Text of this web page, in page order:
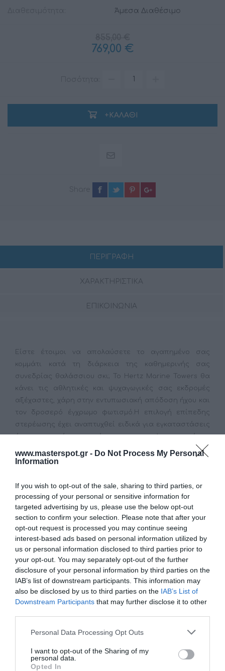
www.masterspot.gr - Do Not Process My Personal
Information
If you wish to opt-out of the sale, sharing to third parties, or
processing of your personal or sensitive information for
targeted advertising by us, please use the below opt-out
section to confirm your selection. Please note that after your
opt-out request is processed you may continue seeing
interest-based ads based on personal information utilized by
us or personal information disclosed to third parties prior to
your opt-out. You may separately opt-out of the further
disclosure of your personal information by third parties on the
IAB’s list of downstream participants. This information may
also be disclosed by us to third parties on the IAB’s List of
Downstream Participants that may further disclose it to other
Please note that this website/app uses one or more Google
not limited to your visit or usage behaviour. You may click to
grant or deny consent to Google and its third-party tags to
Personal Data Processing Opt Outs
I want to opt-out of the Sharing of my
personal data.
Opted In
Άμεσα Διαθέσιμο
769,00 €
+ΚΑΛΆΘΙ
ΠΕΡΙΓΡΑΦΗ
ΧΑΡΑΚΤΗΡΙΣΤΙΚΑ
ΕΠΙΚΟΙΝΩΝΙΑ
Είστε έτοιμοι να απολαύσετε το αγαπημένο σας
κομμάτι κατά τη διάρκεια της καθημερινής σας
συνεδρίας θαλάσσιου σκι; Το Hertz Marine Towers θα
κάνει τις αθλητικές και ψυχαγωγικές σας εκδρομές
αξέχαστες, χάρη στην εντυπωσιακή απόδοση ήχου και
τον δροσερό έγχρωμο φωτισμό.Η επιλογή επίπεδης
στερέωσης έχει αναπτυχθεί ειδικά για εγκαταστάσεις
όπου απαιτείται συμπίεση για την ελαχιστοποίηση
του συνολικού ύψους. Το περίβλημα και οι γρίλιες είναι
κατασκευασμένες από πολυμερές ASA υψηλής αντοχής
καλύτερη αντοχή υπό σοβαρές περιβαλλοντικές
συνθήκες.Το "ρυθμιζόμενο λογότυπο" επιτρέπει την
τοποθέτηση πολλών πύργων χωρίς να επηρεάζεται ο
σωστός προσανατολισμός του λογότυπου Hertz. Το
μπροστινό και το πίσω λογότυπο μπορούν να
προσανατολιστούν σε 64 βήματα.
ΣΧΕΤΙΚΆ ΠΡΟΪΌΝΤΑ